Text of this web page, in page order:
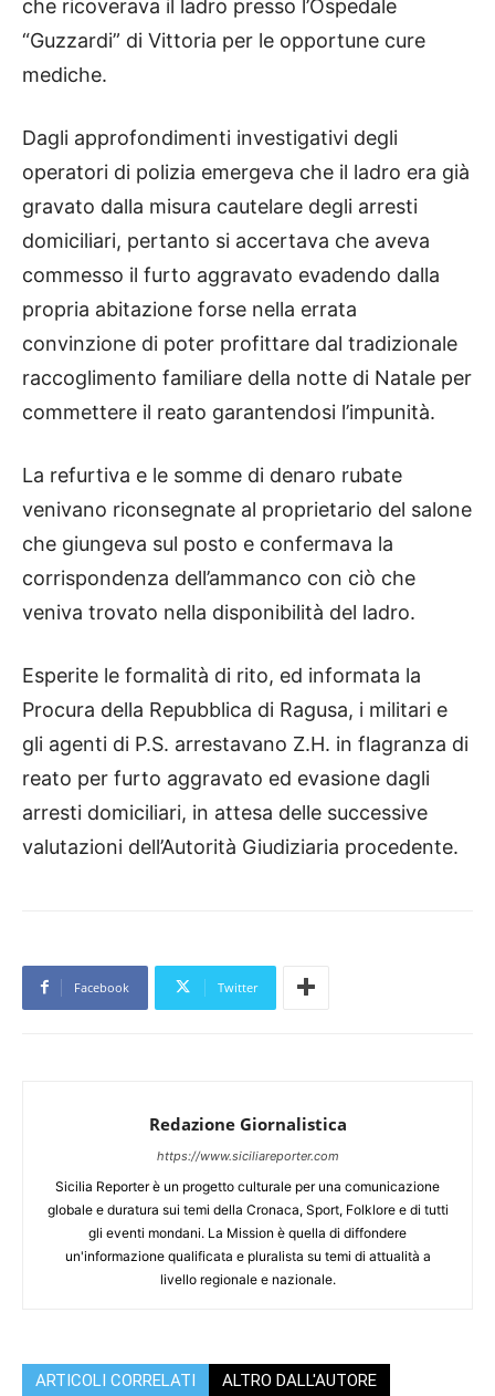
che ricoverava il ladro presso l’Ospedale
“Guzzardi” di Vittoria per le opportune cure
mediche.
Dagli approfondimenti investigativi degli
operatori di polizia emergeva che il ladro era già
gravato dalla misura cautelare degli arresti
domiciliari, pertanto si accertava che aveva
commesso il furto aggravato evadendo dalla
propria abitazione forse nella errata
convinzione di poter profittare dal tradizionale
raccoglimento familiare della notte di Natale per
commettere il reato garantendosi l’impunità.
La refurtiva e le somme di denaro rubate
venivano riconsegnate al proprietario del salone
che giungeva sul posto e confermava la
corrispondenza dell’ammanco con ciò che
veniva trovato nella disponibilità del ladro.
Esperite le formalità di rito, ed informata la
Procura della Repubblica di Ragusa, i militari e
gli agenti di P.S. arrestavano Z.H. in flagranza di
reato per furto aggravato ed evasione dagli
arresti domiciliari, in attesa delle successive
valutazioni dell’Autorità Giudiziaria procedente.
Facebook Twitter
Redazione Giornalistica
https://www.siciliareporter.com
Sicilia Reporter è un progetto culturale per una comunicazione
globale e duratura sui temi della Cronaca, Sport, Folklore e di tutti
gli eventi mondani. La Mission è quella di diffondere
un'informazione qualificata e pluralista su temi di attualità a
livello regionale e nazionale.
ARTICOLI CORRELATI ALTRO DALL'AUTORE